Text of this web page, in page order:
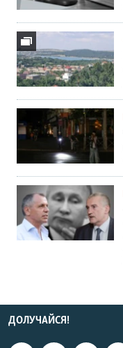
ДОЛУЧАЙСЯ!